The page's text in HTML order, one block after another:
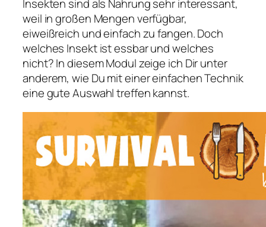
Insekten sind als Nahrung sehr interessant,
weil in großen Mengen verfügbar,
eiweißreich und einfach zu fangen. Doch
welches Insekt ist essbar und welches
nicht? In diesem Modul zeige ich Dir unter
anderem, wie Du mit einer einfachen Technik
eine gute Auswahl treffen kannst.